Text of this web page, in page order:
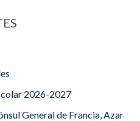
2026-2027
General de Francia, Azar